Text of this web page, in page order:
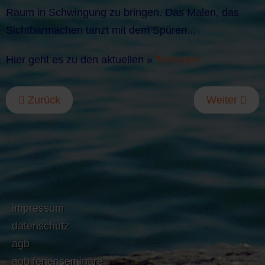
Raum in Schwingung zu bringen. Das Malen, das
Sichtbarmachen tanzt mit dem Spüren...
Hier geht es zu den aktuellen » Terminen
Zurück Weiter
impressum
datenschutz
agb
agb ferienseminare